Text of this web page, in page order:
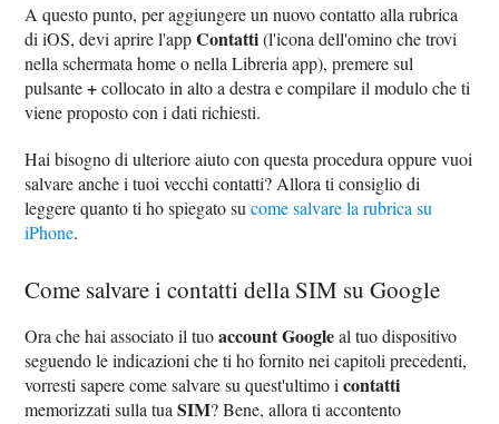
A questo punto, per aggiungere un nuovo contatto alla rubrica
di iOS, devi aprire l'appContatti(l'icona dell'omino che trovi
nella schermata home o nella Libreria app), premere sul
pulsante+collocato in alto a destra e compilare il modulo che ti
viene proposto con i dati richiesti.
Hai bisogno di ulteriore aiuto con questa procedura oppure vuoi
salvare anche i tuoi vecchi contatti? Allora ti consiglio di
leggere quanto ti ho spiegato sucome salvare la rubrica su
iPhone.
Come salvare i contatti della SIM su Google
Ora che hai associato il tuoaccount Googleal tuo dispositivo
seguendo le indicazioni che ti ho fornito nei capitoli precedenti,
vorresti sapere come salvare su quest'ultimo icontatti
memorizzati sulla tuaSIM? Bene, allora ti accontento